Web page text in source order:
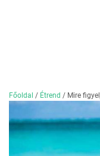
Főoldal / Étrend / Mire